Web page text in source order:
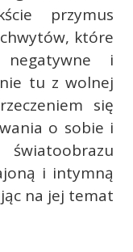
przymus
które
negatywne i
tu z wolnej
się
o sobie i
i intymną
na jej temat